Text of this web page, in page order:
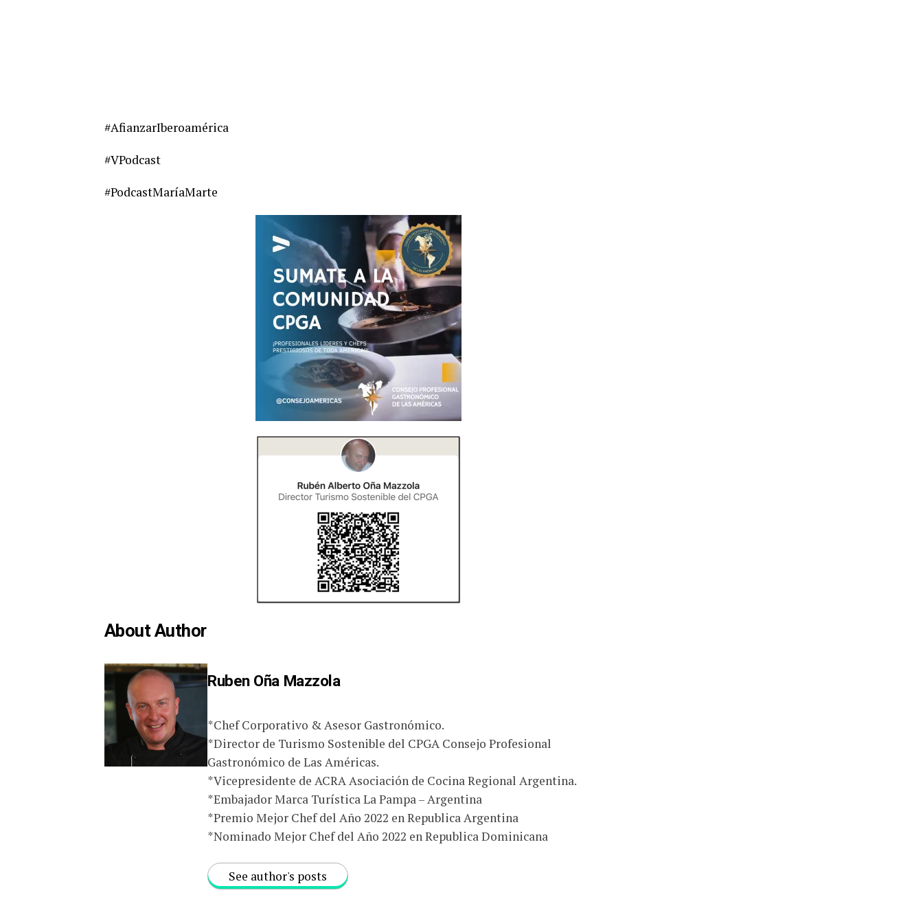
#AfianzarIberoamérica
#VPodcast
#PodcastMaríaMarte
About Author
Ruben Oña Mazzola
*Chef Corporativo & Asesor Gastronómico.
*Director de Turismo Sostenible del CPGA Consejo Profesional
Gastronómico de Las Américas.
*Vicepresidente de ACRA Asociación de Cocina Regional Argentina.
*Embajador Marca Turística La Pampa – Argentina
*Premio Mejor Chef del Año 2022 en Republica Argentina
*Nominado Mejor Chef del Año 2022 en Republica Dominicana
See author's posts